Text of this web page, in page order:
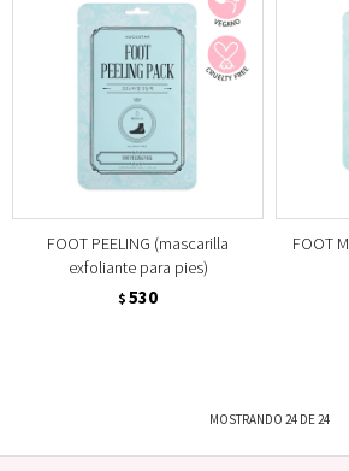
FOOT PEELING (mascarilla
exfoliante para pies)
$ 530
FOOT
MOSTRANDO 24 DE24